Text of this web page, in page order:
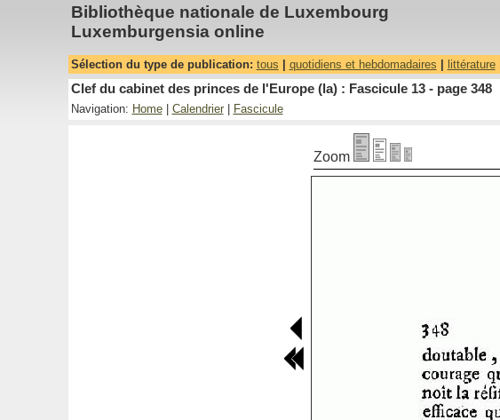
Bibliothèque nationale de Luxembourg
Luxemburgensia online
Sélection du type de publication: tous quotidiens et hebdomadaires littérature|
Clef du cabinet des princes de l'Europe (la) : Fascicule 13 - page 348
Navigation: Home| Calendrier| Fascicule
Zoom